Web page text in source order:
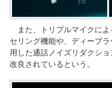
また、トリプルマイクによ
セリング機能や、ディープ
用した通話ノイズリダクシ
改良されているという。